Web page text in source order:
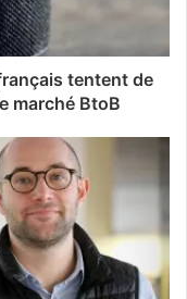
tentent de
marché BtoB